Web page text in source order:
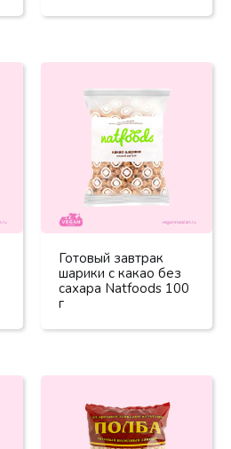
Готовый завтрак
шарики с какао без
сахара Natfoods 100
г